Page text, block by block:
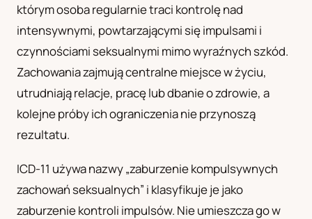
Polski Русский
Українська
którym osoba regularnie traci kontrolę nad
intensywnymi, powtarzającymi się impulsami i
czynnościami seksualnymi mimo wyraźnych szkód.
Zachowania zajmują centralne miejsce w życiu,
utrudniają relacje, pracę lub dbanie o zdrowie, a
kolejne próby ich ograniczenia nie przynoszą
rezultatu.
ICD-11 używa nazwy „zaburzenie kompulsywnych
zachowań seksualnych” i klasyfikuje je jako
zaburzenie kontroli impulsów. Nie umieszcza go w